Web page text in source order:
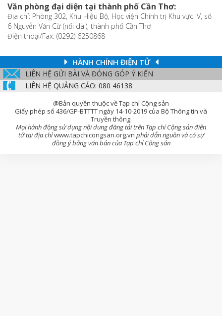
Văn phòng đại diện tại thành phố Cần Thơ:
Địa chỉ: Phòng 302, Khu Hiệu Bộ, Học viện Chính trị Khu vực IV, số
6 Nguyễn Văn Cừ (nối dài), thành phố Cần Thơ
Điện thoại/Fax: (0292) 6250868
HÀNH CHÍNH ĐIỆN TỬ
LIÊN HỆ GỬI BÀI VÀ ĐÓNG GÓP Ý KIẾN
LIÊN HỆ QUẢNG CÁO: 080 46138
@Bản quyền thuộc về Tạp chí Cộng sản
Giấy phép số 436/GP-BTTTT ngày 14-10-2019 của Bộ Thông tin và
Truyền thông.
Mọi hành động sử dụng nội dung đăng tải trên Tạp chí Cộng sản điện
tử tại địa chỉwww.tapchicongsan.org.vn phải dẫn nguồn và có sự
đồng ý bằng văn bản của Tạp chí Cộng sản